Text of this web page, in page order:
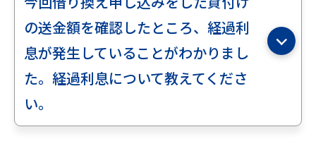
の送金額を確認したところ、経過利
息が発生していることがわかりまし
た。経過利息について教えてくださ
い。